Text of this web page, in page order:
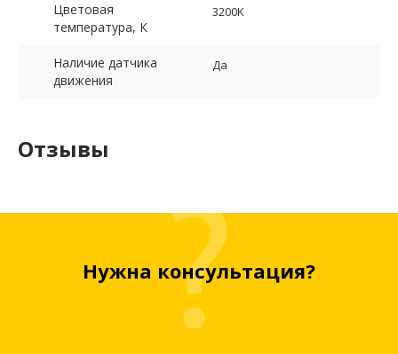
Цветовая
температура, К
3200K
Наличие датчика
движения
Да
Отзывы
Нужна консультация?